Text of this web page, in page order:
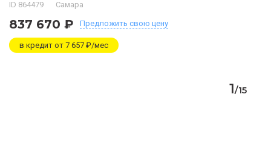
ID 864479 Самара
837 670 ₽ Предложить свою цену
в кредит от 7 657 ₽/мес
1/15